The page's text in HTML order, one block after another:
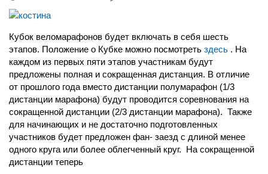
Кубок веломарафонов будет включать в себя шесть
этапов. Положение о Кубке можно посмотреть здесь . На
каждом из первых пяти этапов участникам будут
предложены полная и сокращенная дистанция. В отличие
от прошлого года вместо дистанции полумарафон (1/3
дистанции марафона) будут проводится соревнования на
сокращенной дистанции (2/3 дистанции марафона). Также
для начинающих и не достаточно подготовленных
участников будет предложен фан- заезд с длиной менее
одного круга или более облегченный круг. На сокращенной
дистанции теперь